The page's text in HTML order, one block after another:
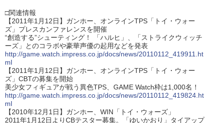
□関連情報
【2011年1月12日】ガンホー、オンラインTPS「トイ・ウォー
ズ」プレスカンファレンスを開催
“創造する”シューティング！ 「ハルヒ」、「ストライクウィッチ
ーズ」とのコラボや豪華声優の起用などを発表
http://game.watch.impress.co.jp/docs/news/20110112_419911.ht
ml
【2011年1月12日】ガンホー、オンラインTPS「トイ・ウォー
ズ」CBTの募集を開始
美少女フィギュアが戦う異色TPS、GAME Watch枠は1,000名！
http://game.watch.impress.co.jp/docs/news/20110112_419824.ht
ml
【2010年12月1日】ガンホー、WIN「トイ・ウォーズ」
2011年1月12日よりCBテスター募集。「ゆいかおり」タイアップ